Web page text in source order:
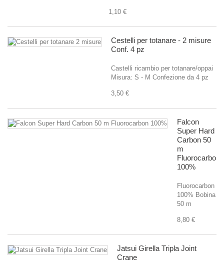
1,10 €
Cestelli per totanare - 2 misure
Conf. 4 pz
Castelli ricambio per totanare/oppai
Misura: S - M Confezione da 4 pz
3,50 €
Falcon
Super Hard
Carbon 50
m
Fluorocarbon
100%
Fluorocarbon
100% Bobina
50 m
8,80 €
Jatsui Girella Tripla Joint
Crane